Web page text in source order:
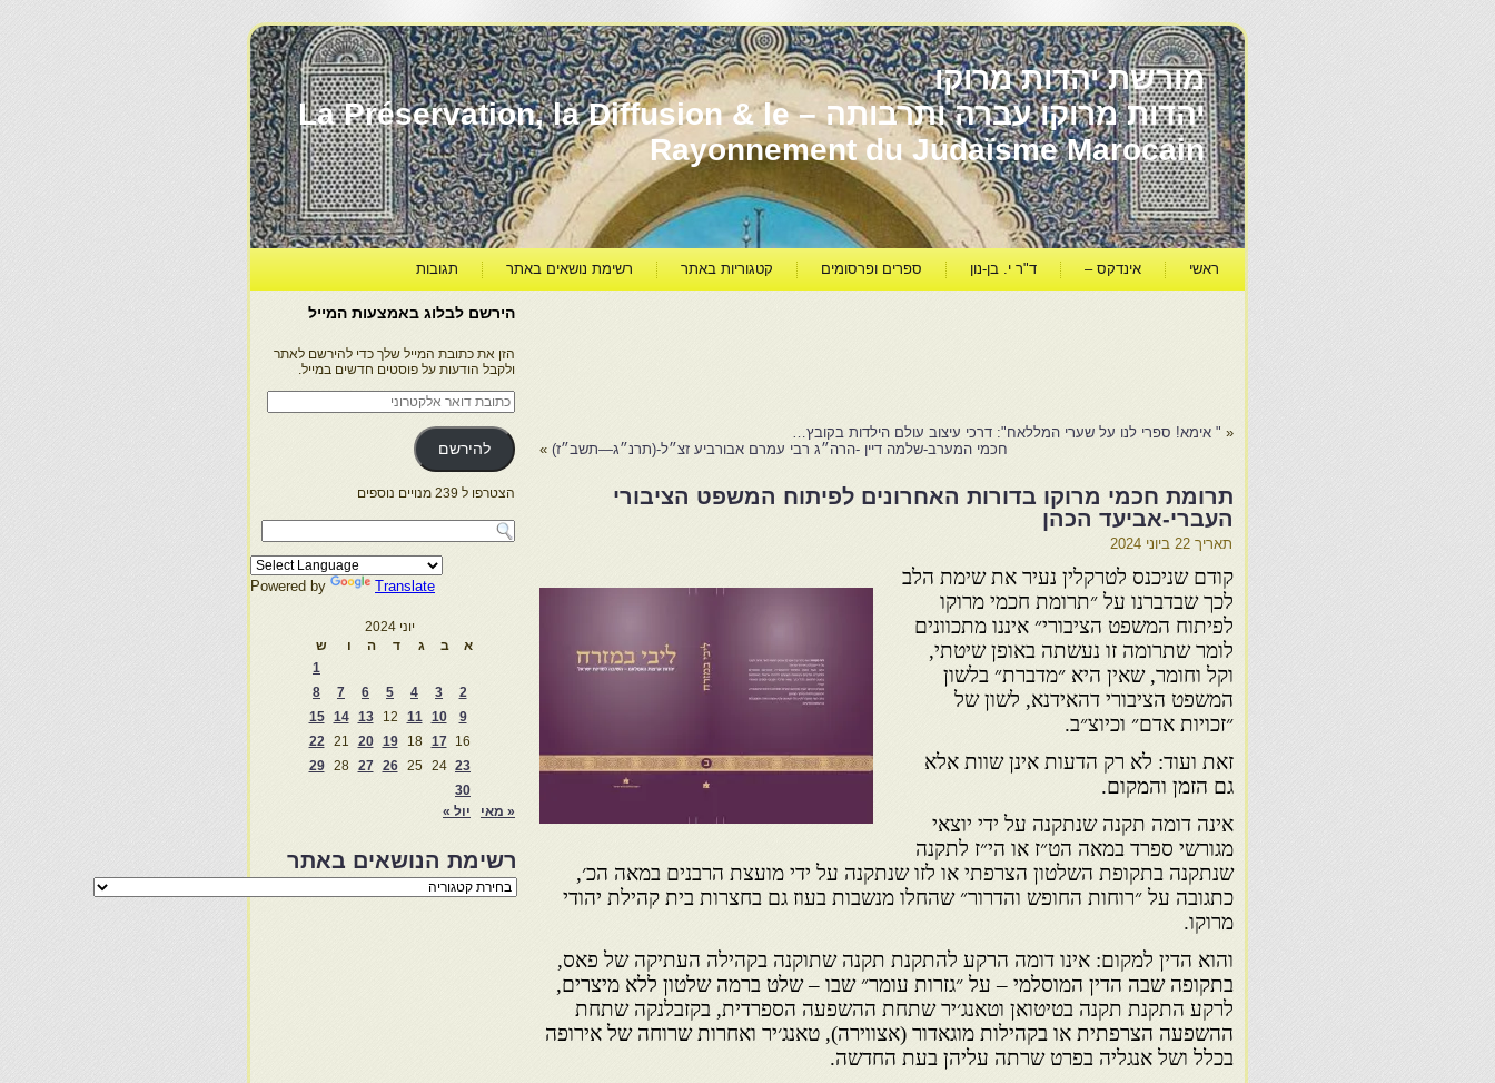
מורשת יהדות מרוקו
יהדות מרוקו עברה ותרבותה – La Préservation, la Diffusion & le
Rayonnement du Judaïsme Marocain
ראשי אינדקס – ד"ר י. בן-נון ספרים ופרסומים קטגוריות באתר רשימת נושאים באתר תגובות
« " אימא! ספרי לנו על שערי המללאח": דרכי עיצוב עולם הילדות בקובץ…
חכמי המערב-שלמה דיין -הרה״ג רבי עמרם אבורביע זצ״ל-(תרנ״ג—תשב״ז) »
תרומת חכמי מרוקו בדורות האחרונים לפיתוח המשפט הציבורי
העברי-אביעד הכהן
תאריך 22 ביוני 2024
קודם שניכנס לטרקלין נעיר את שימת הלב
לכך שבדברנו על ״תרומת חכמי מרוקו
לפיתוח המשפט הציבורי״ איננו מתכוונים
לומר שתרומה זו נעשתה באופן שיטתי,
וקל וחומר, שאין היא ״מדברת״ בלשון
המשפט הציבורי דהאידנא, לשון של
״זכויות אדם״ וכיוצ״ב.
זאת ועוד: לא רק הדעות אינן שוות אלא
גם הזמן והמקום.
אינה דומה תקנה שנתקנה על ידי יוצאי
מגורשי ספרד במאה הט״ז או הי״ז לתקנה
שנתקנה בתקופת השלטון הצרפתי או לזו שנתקנה על ידי מועצת הרבנים במאה הכ׳,
כתגובה על ״רוחות החופש והדרור״ שהחלו מנשבות בעוז גם בחצרות בית קהילת יהודי
מרוקו.
והוא הדין למקום: אינו דומה הרקע להתקנת תקנה שתוקנה בקהילה העתיקה של פאס,
בתקופה שבה הדין המוסלמי – על ״גזרות עומר״ שבו – שלט ברמה שלטון ללא מיצרים,
לרקע התקנת תקנה בטיטואן וטאנג׳יר שתחת ההשפעה הספרדית, בקזבלנקה שתחת
ההשפעה הצרפתית או בקהילות מוגאדור (אצווירה), טאנג׳יר ואחרות שרוחה של אירופה
בכלל ושל אנגליה בפרט שרתה עליהן בעת החדשה.
הירשם לבלוג באמצעות המייל
הזן את כתובת המייל שלך כדי להירשם לאתר
ולקבל הודעות על פוסטים חדשים במייל.
כתובת
דואר
אלקטרוני
להירשם
הצטרפו ל 239 מנויים נוספים
Powered by Translate
יוני 2024
א
ב ג ד ה ו
ש
1
2
3
4
5
6
7
8
9
10
11
12
13
14
15
16
17
18
19
20
21
22
23
24
25
26
27
28
29
30
« מאי
יול »
רשימת הנושאים באתר
רשימת
הנושאים